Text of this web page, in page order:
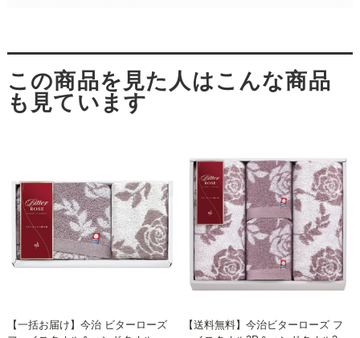
【一括お届け】今治 ビターローズ
【送料無料】今治ビターローズ フ